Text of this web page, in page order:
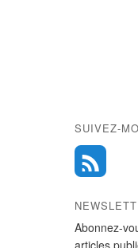
SUIVEZ-
Abonnez-
articles